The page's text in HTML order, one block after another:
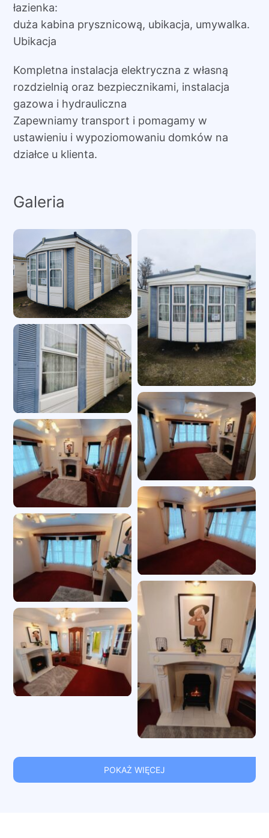
łazienka:
duża kabina prysznicową, ubikacja, umywalka.
Ubikacja
Kompletna instalacja elektryczna z własną
rozdzielnią oraz bezpiecznikami, instalacja
gazowa i hydrauliczna
Zapewniamy transport i pomagamy w
ustawieniu i wypoziomowaniu domków na
działce u klienta.
Galeria
POKAŻ WIĘCEJ